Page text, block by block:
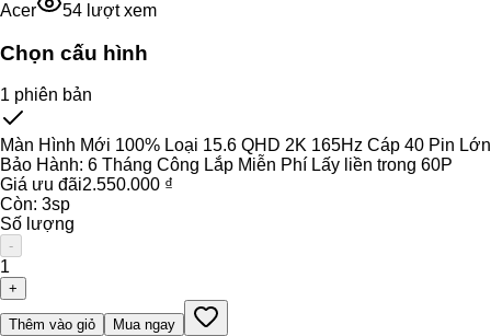
Acer 54 lượt xem
Chọn cấu hình
1 phiên bản
Màn Hình Mới 100% Loại 15.6 QHD 2K 165Hz Cáp 40 Pin Lớn
Bảo Hành: 6 Tháng Công Lắp Miễn Phí Lấy liền trong 60P
Giá ưu đãi2.550.000 ₫
Còn: 3sp
Số lượng
-
1
+
Thêm vào giỏ Mua ngay